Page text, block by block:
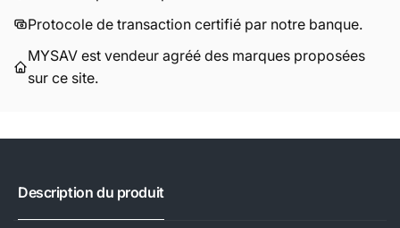
Protocole de transaction certifié par notre banque.
MYSAV est vendeur agréé des marques proposées
sur ce site.
Description du produit